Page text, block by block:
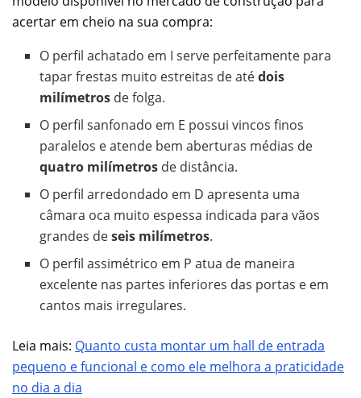
acertar em cheio na sua compra:
O perfil achatado em I serve perfeitamente para
tapar frestas muito estreitas de atédois
milímetros de folga.
O perfil sanfonado em E possui vincos finos
paralelos e atende bem aberturas médias de
quatro milímetros de distância.
O perfil arredondado em D apresenta uma
câmara oca muito espessa indicada para vãos
grandes deseis milímetros.
O perfil assimétrico em P atua de maneira
excelente nas partes inferiores das portas e em
cantos mais irregulares.
Leia mais: Quanto custa montar um hall de entrada
pequeno e funcional e como ele melhora a praticidade
no dia a dia